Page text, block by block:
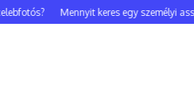
Mennyit keres egy személyi